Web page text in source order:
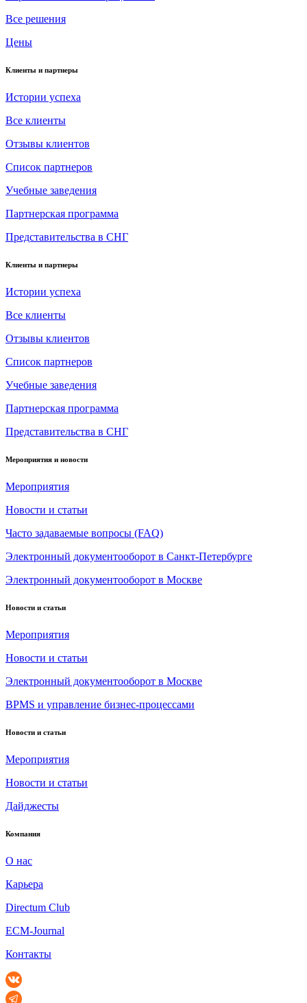
Все решения
Цены
Клиенты и партнеры
Истории успеха
Все клиенты
Отзывы клиентов
Список партнеров
Учебные заведения
Партнерская программа
Представительства в СНГ
Клиенты и партнеры
Истории успеха
Все клиенты
Отзывы клиентов
Список партнеров
Учебные заведения
Партнерская программа
Представительства в СНГ
Мероприятия и новости
Мероприятия
Новости и статьи
Часто задаваемые вопросы (FAQ)
Электронный документооборот в Санкт-Петербурге
Электронный документооборот в Москве
Новости и статьи
Мероприятия
Новости и статьи
Электронный документооборот в Москве
BPMS и управление бизнес-процессами
Новости и статьи
Мероприятия
Новости и статьи
Дайджесты
Компания
О нас
Карьера
Directum Club
ECM-Journal
Контакты